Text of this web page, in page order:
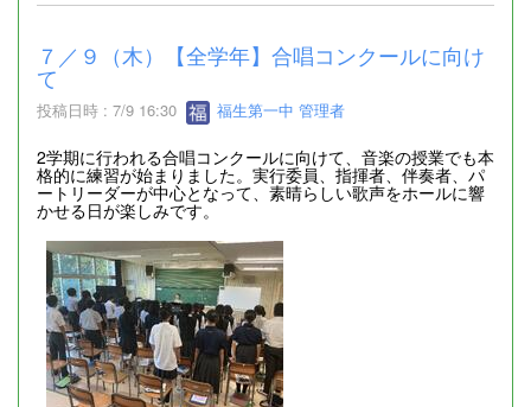
７／９（木）【全学年】合唱コンクールに向け
て
投稿日時 : 7/9 16:30 福生第一中 管理者
2学期に行われる合唱コンクールに向けて、音楽の授業でも本
格的に練習が始まりました。実行委員、指揮者、伴奏者、パ
ートリーダーが中心となって、素晴らしい歌声をホールに響
かせる日が楽しみです。